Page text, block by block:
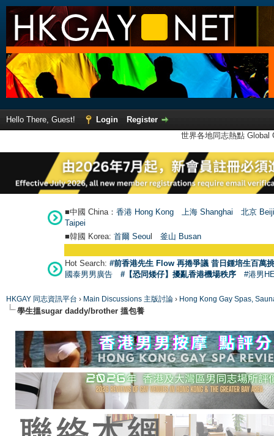
Hello There, Guest! Login
Register
世界各地同志熱點
■中國 China： 香港 Hong Kong 上海 Shanghai
北京
Taipei
■韓國 Korea: 首爾 Seoul 釜山 Busan
Hot Search: #前香港先生 Flow 再捲爭議 昔日鍾培生百萬
國泰男男廣告
#【恐同矮仔】擾亂香港機場秩序 #港男
HKGAY 同志資訊平台 › Main Discussions 主版討論 › Hong Kong Gay Spas,
學生搵sugar daddy/brother 搵包養